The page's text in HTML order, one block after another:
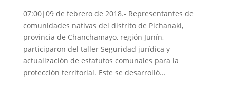
07:00|09 de febrero de 2018.- Representantes de
comunidades nativas del distrito de Pichanaki,
provincia de Chanchamayo, región Junín,
participaron del taller Seguridad jurídica y
actualización de estatutos comunales para la
protección territorial. Este se desarrolló...